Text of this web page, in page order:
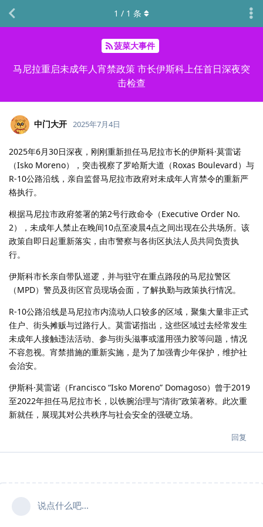
菠菜大事件
马尼拉重启未成年人宵禁政策 市长伊斯科上任首日深夜突
击检查
1 / 1 条
中门大开 2025年7月4日
2025年6月30日深夜，刚刚重新担任马尼拉市长的伊斯科·莫雷诺
（Isko Moreno），突击视察了罗哈斯大道（Roxas Boulevard）与
R-10公路沿线，亲自监督马尼拉市政府对未成年人宵禁令的重新严
格执行。
根据马尼拉市政府签署的第2号行政命令（Executive Order No.
2），未成年人禁止在晚间10点至凌晨4点之间出现在公共场所。该
政策自即日起重新落实，由市警察与各街区执法人员共同负责执
行。
伊斯科市长亲自带队巡逻，并与驻守在重点路段的马尼拉警区
（MPD）警员及街区官员现场会面，了解执勤与政策执行情况。
R-10公路沿线是马尼拉市内流动人口较多的区域，聚集大量非正式
住户、街头摊贩与过路行人。莫雷诺指出，这些区域过去经常发生
未成年人接触违法活动、参与街头滋事或滥用强力胶等问题，情况
不容忽视。宵禁措施的重新实施，是为了加强青少年保护，维护社
会治安。
伊斯科·莫雷诺（Francisco “Isko Moreno” Domagoso）曾于2019
至2022年担任马尼拉市长，以铁腕治理与“清街”政策著称。此次重
新就任，展现其对公共秩序与社会安全的强硬立场。
回复
说点什么吧...